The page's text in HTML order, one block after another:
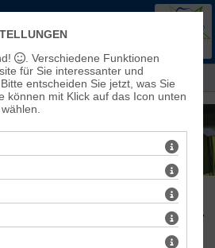
SÖMMERDA
aus dem Kreiskirchenrat
DEM KREISKIRCHENRAT -
. Verschiedene Funktionen
für Sie interessanter und
Bitte entscheiden Sie jetzt, was Sie
können mit Klick auf das Icon unten